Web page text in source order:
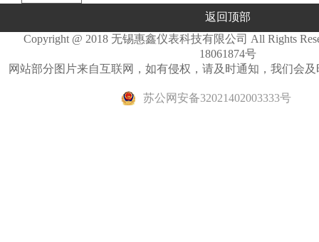
返回顶部
Copyright @ 2018 无锡惠鑫仪表科技有限公司 All Rights
18061874号
网站部分图片来自互联网，如有侵权，请及时通知，我们会
苏公网安备32021402003333号